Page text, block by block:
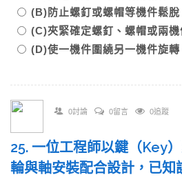
(B)防止螺釘或螺帽等機件鬆
(C)夾緊確定螺釘、螺帽或兩
(D)使一機件圍繞另一機件旋轉
0討論 0留言 0追蹤
25. 一位工程師以鍵（Key
輪與軸安裝配合設計，已知